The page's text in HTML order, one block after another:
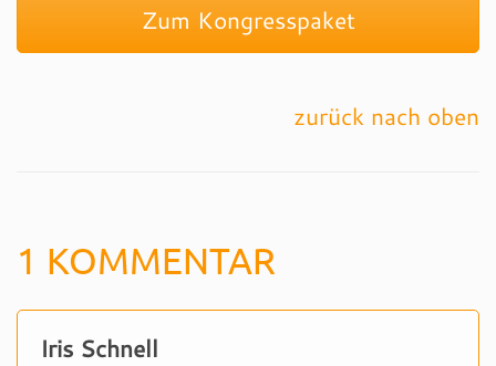
Zum Kongresspaket
zurück nach oben
1 KOMMENTAR
Iris Schnell